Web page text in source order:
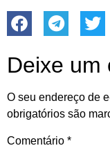
Deixe um
O seu endereço de
obrigatórios são
Comentário *